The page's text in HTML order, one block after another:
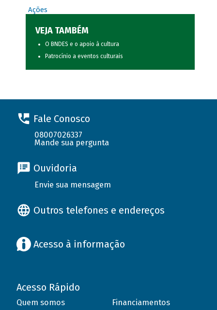
Ações
VEJA TAMBÉM
O BNDES e o apoio à cultura
Patrocínio a eventos culturais
Fale Conosco
08007026337
Mande sua pergunta
Ouvidoria
Envie sua mensagem
Outros telefones e endereços
Acesso à informação
Acesso Rápido
Quem somos
Financiamentos